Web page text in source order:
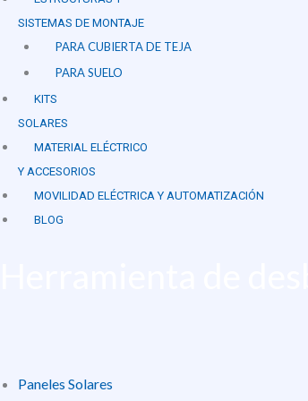
SISTEMAS DE MONTAJE
PARA CUBIERTA DE TEJA
PARA SUELO
KITS
SOLARES
MATERIAL ELÉCTRICO
Y ACCESORIOS
MOVILIDAD ELÉCTRICA Y AUTOMATIZACIÓN
BLOG
Paneles Solares